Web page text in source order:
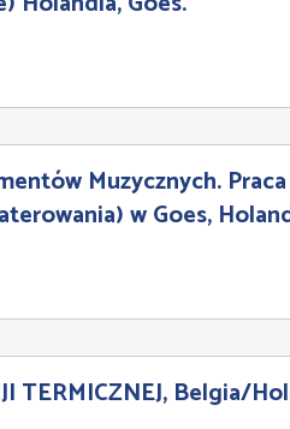
Muzycznych.
w Goes,
TERMICZNEJ, Belgia/